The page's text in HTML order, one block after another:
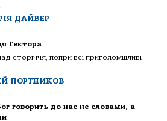
ДАЙВЕР
Гектора
сторіччя, попри всі приголомшливі
ПОРТНИКОВ
говорить до нас не словами, а